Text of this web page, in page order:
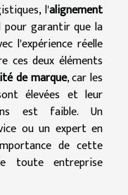
l'alignement
garantir que la
l'expérience réelle
ces deux éléments
de marque, car les
élevées et leur
est faible. Un
ou un expert en
de cette
toute entreprise